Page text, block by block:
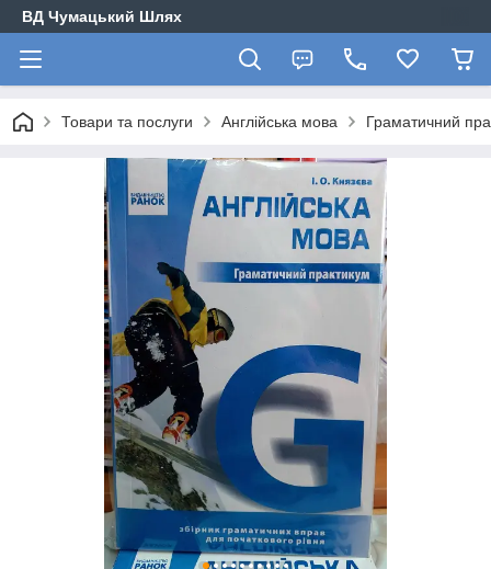
ВД Чумацький Шлях
Товари та послуги Англійська мова Граматичний